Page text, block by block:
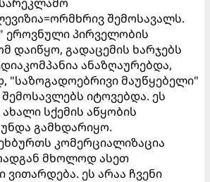
შემოსავალს.
ეროვნული პირველობის
დაიწყო, გადაცემის ხარჯებს
ანაზღაურებდა,
"საზოგადოებრივი მაუწყებელი"
იტოვებდა. ეს
სქემის აწყობის
გამხდარიყო.
კომერციალიზაცია
მხოლოდ ასეთ
ვითარდება. ეს არაა ჩვენი